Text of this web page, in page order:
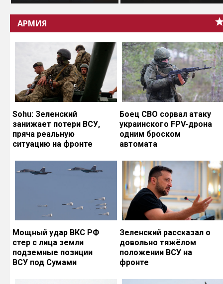
АРМИЯ
Sohu: Зеленский
занижает потери ВСУ,
пряча реальную
ситуацию на фронте
Боец СВО сорвал атаку
украинского FPV-дрона
одним броском
автомата
Мощный удар ВКС РФ
стер с лица земли
подземные позиции
ВСУ под Сумами
Зеленский рассказал о
довольно тяжёлом
положении ВСУ на
фронте